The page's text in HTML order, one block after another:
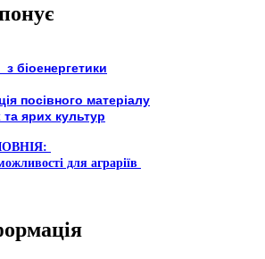
біоенергетики
посівного матеріалу
ярих культур
для аграріїв